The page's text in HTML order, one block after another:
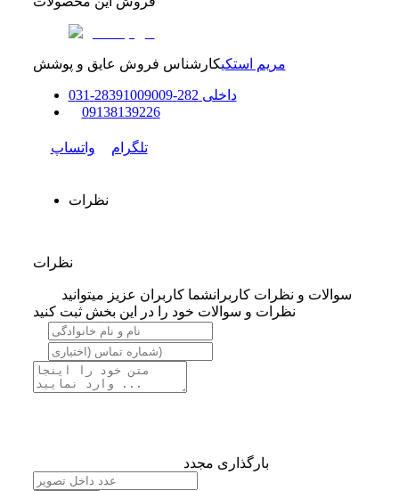
مریم استکیکارشناس فروش عایق و پوشش
داخلی 282-283
91009009
-
031
09138139226
تلگرام واتساپ
نظرات
نظرات
سوالات و نظرات کاربرانشما کاربران عزیز میتوانید
نظرات و سوالات خود را در این بخش ثبت کنید
بارگذاری مجدد